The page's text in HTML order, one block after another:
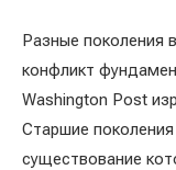
Разные поколения
конфликт
Washington Post
Старшие
существование